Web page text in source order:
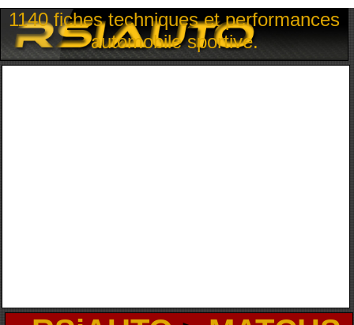
1140 fiches techniques et performances
automobile sportive.